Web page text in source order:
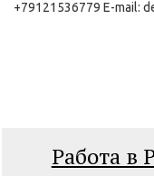
+79121536779 E-mail:
Работа в